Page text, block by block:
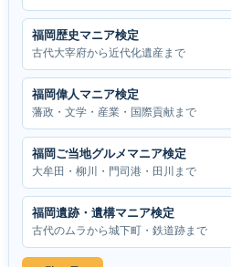
福岡歴史マニア検定
古代大宰府から近代化遺産まで
福岡偉人マニア検定
藩政・文学・産業・国際貢献まで
福岡ご当地グルメマニア検定
大牟田・柳川・門司港・田川まで
福岡遺跡・遺構マニア検定
古代のムラから城下町・鉄道跡まで